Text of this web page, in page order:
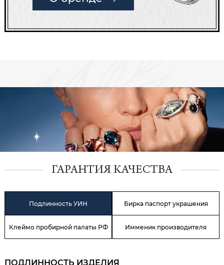
ГАРАНТИЯ КАЧЕСТВА
Подлинность УИН Бирка паспорт украшения
Клеймо пробирной палаты РФ Имменик производителя
ПОДЛИННОСТЬ ИЗДЕЛИЯ